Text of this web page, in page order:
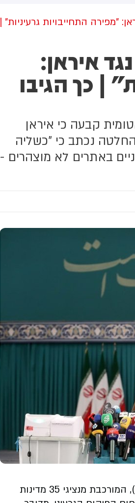
"מפירה התחייבויות גרעיניות" |
איראן:
| כך הגיבו
קבעה כי איראן
נכתב כי "כשליה
באתרים לא מוצהרים -
מועצת הנגידים של הסוכנות הבינלאומית לאנרגיה אטומית (סבא"א), המורכבת מנציגי 35 מדינות